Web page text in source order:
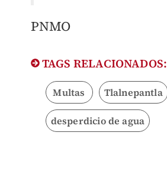
PNMO
TAGS RELACIONADOS:
Multas Tlalnepantla
desperdicio de agua